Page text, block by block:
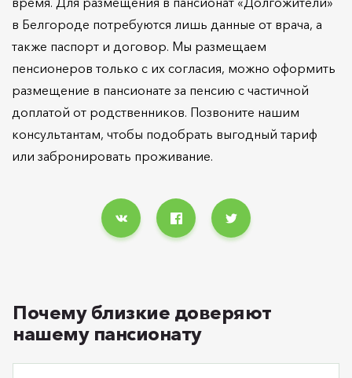
в Белгороде потребуются лишь данные от врача, а
также паспорт и договор. Мы размещаем
пенсионеров только с их согласия, можно оформить
размещение в пансионате за пенсию с частичной
доплатой от родственников. Позвоните нашим
консультантам, чтобы подобрать выгодный тариф
или забронировать проживание.
Почему близкие доверяют
нашему пансионату